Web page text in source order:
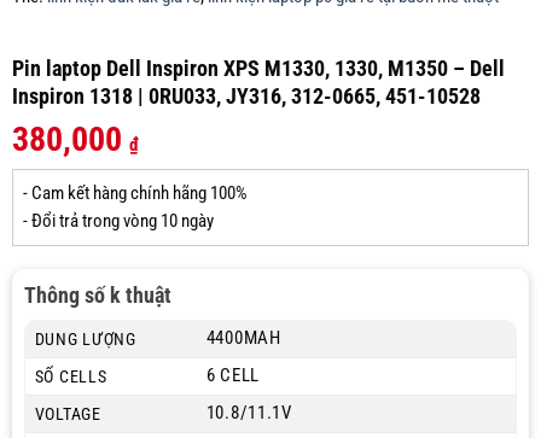
Pin laptop Dell Inspiron XPS M1330, 1330, M1350 – Dell
Inspiron 1318 | 0RU033, JY316, 312-0665, 451-10528
380,000 ₫
- Cam kết hàng chính hãng 100%
- Đổi trả trong vòng 10 ngày
Thông số k thuật
DUNG LƯỢNG 4400MAH
SỐ CELLS 6 CELL
VOLTAGE 10.8/11.1V